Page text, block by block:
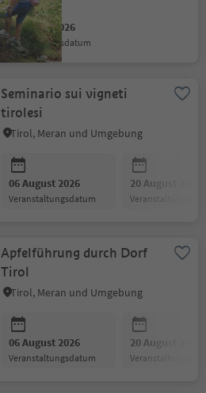
06 August 2026
Veranstaltungsdatum
Seminario sui vigneti
tirolesi
Tirol, Meran und Umgebung
06 August 2026
Veranstaltungsdatum
20 August 2026
Apfelführung durch Dorf
Tirol
Tirol, Meran und Umgebung
06 August 2026
Veranstaltungsdatum
20 August 2026